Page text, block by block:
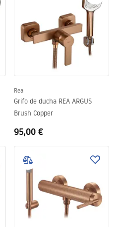
Rea
Grifo de ducha REA ARGUS
Brush Copper
95,00 €